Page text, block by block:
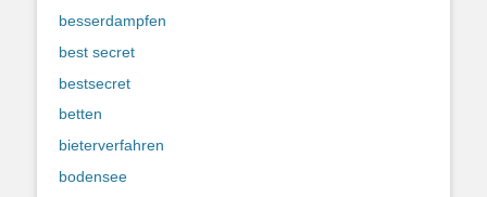
besserdampfen
best secret
bestsecret
betten
bieterverfahren
bodensee